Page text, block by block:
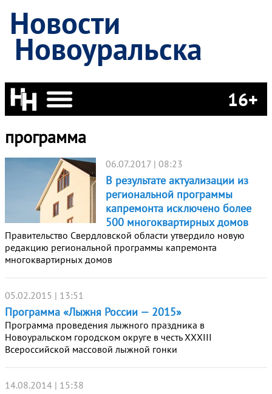
Новости
Новоуральска
16+
программа
06.07.2017 | 08:23
В результате актуализации из
региональной программы
капремонта исключено более
500 многоквартирных домов
Правительство Свердловской области утвердило новую
редакцию региональной программы капремонта
многоквартирных домов
05.02.2015 | 13:51
Программа «Лыжня России — 2015»
Программа проведения лыжного праздника в
Новоуральском городском округе в честь ХХХIII
Всероссийской массовой лыжной гонки
14.08.2014 | 15:38